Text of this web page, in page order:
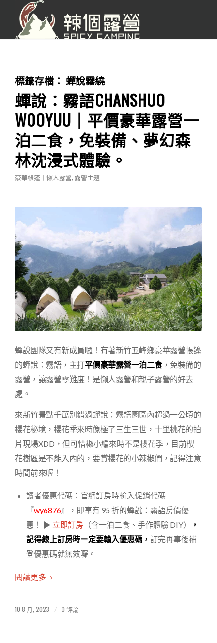
標籤存檔：蟬說霧繞
蟬說：霧語CHANSHUO
WOOYUU｜平價豪華露營一
泊二食，免裝備、夢幻森
林沈浸式體驗。
豪華帳篷｜懶人露營, 露營主題
蟬說團隊又有新成員囉！有著新竹五峰鄉豪華露營帳篷
的蟬說：霧語，主打平價豪華露營一泊二食，免裝備的
露營，讓露營零難度！是懶人露營和親子露營的好去
處。
來新竹景點千萬別錯過蟬說：霧語園區內超過一公頃的
櫻花秘境，櫻花季來時像極了三生三世，十里桃花的拍
片現場XDD，但可惜椒小編來時不是櫻花季，目前櫻
花樹區是不能入內的，要賞櫻花的小辣椒們，記得注意
時間前來喔！
讀者優惠代碼：官網訂房時輸入促銷代碼
『wy6876』，即享有 95 折的蟬說：霧語房價優
惠！ ▶ 立即訂房 （含一泊二食、手作體驗 DIY）
，
記得線上訂房時ㄧ定要輸入優惠碼，訂完再事後補
登優惠碼就無效囉。
閱讀更多
10 8 月, 2023 / 0 評論